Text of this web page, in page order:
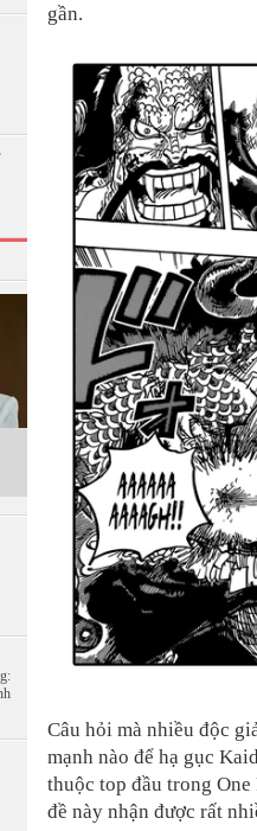
gần.
Câu hỏi mà nhiều độc
mạnh nào để hạ gục
thuộc top đầu trong One
đề này nhận được rất